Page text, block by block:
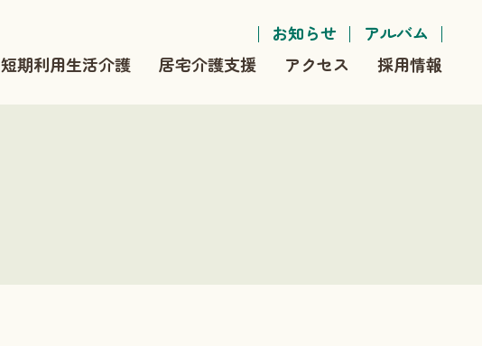
お知らせ
アルバム
短期利用生活介護 居宅介護支援 アクセス 採用情報